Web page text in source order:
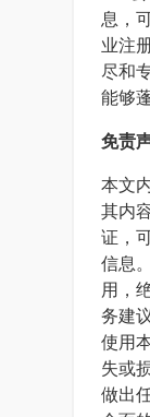
息，
业注
尽和
能够
免责
本文
其内
证，
信息
用，
务建
使用
失或
做出